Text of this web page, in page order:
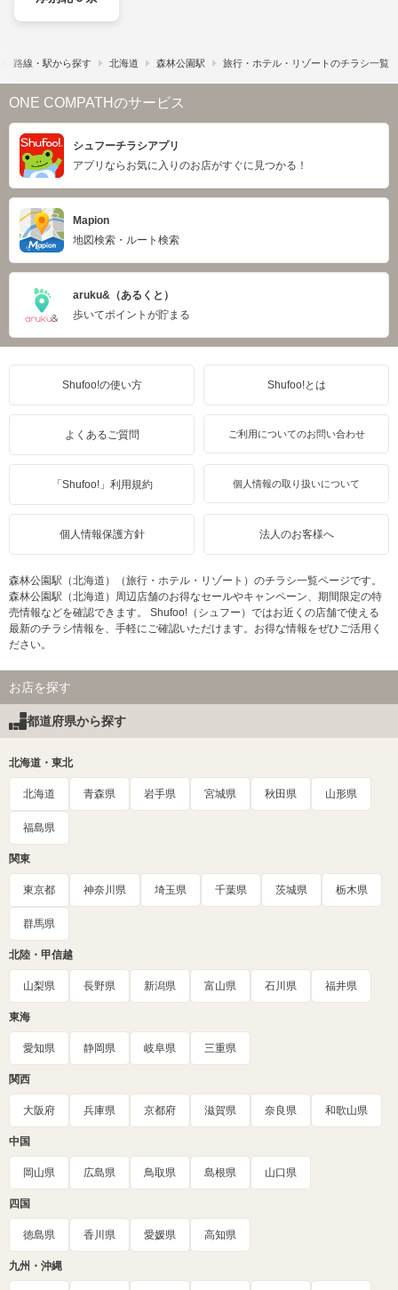
路線・駅から探す 北海道 森林公園駅 旅行・ホテル・リゾートのチラシ一覧
ONE COMPATHのサービス
シュフーチラシアプリ
アプリならお気に入りのお店がすぐに見つかる！
Mapion
地図検索・ルート検索
aruku&（あるくと）
歩いてポイントが貯まる
Shufoo!の使い方 Shufoo!とは
よくあるご質問 ご利用についてのお問い合わせ
「Shufoo!」利用規約 個人情報の取り扱いについて
個人情報保護方針 法人のお客様へ
森林公園駅（北海道）（旅行・ホテル・リゾート）のチラシ一覧ページです。
森林公園駅（北海道）周辺店舗のお得なセールやキャンペーン、期間限定の特
売情報などを確認できます。 Shufoo!（シュフー）ではお近くの店舗で使える
最新のチラシ情報を、手軽にご確認いただけます。お得な情報をぜひご活用く
ださい。
お店を探す
都道府県から探す
北海道・東北
北海道 青森県 岩手県 宮城県 秋田県 山形県
福島県
関東
東京都 神奈川県 埼玉県 千葉県 茨城県 栃木県
群馬県
北陸・甲信越
山梨県 長野県 新潟県 富山県 石川県 福井県
東海
愛知県 静岡県 岐阜県 三重県
関西
大阪府 兵庫県 京都府 滋賀県 奈良県 和歌山県
中国
岡山県 広島県 鳥取県 島根県 山口県
四国
徳島県 香川県 愛媛県 高知県
九州・沖縄